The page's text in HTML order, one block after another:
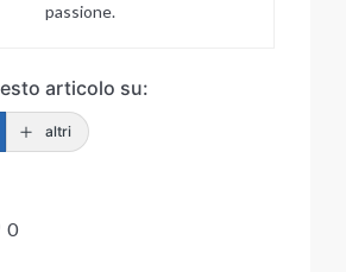
passione.
articolo su:
altri
0